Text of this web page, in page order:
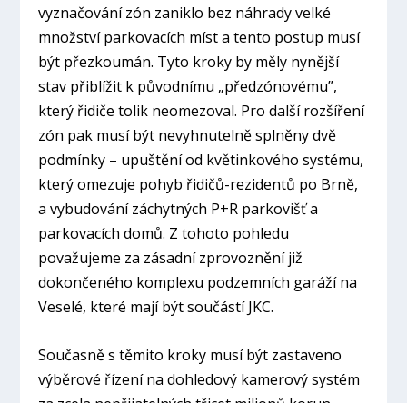
vyznačování zón zaniklo bez náhrady velké
množství parkovacích míst a tento postup musí
být přezkoumán. Tyto kroky by měly nynější
stav přiblížit k původnímu „předzónovému”,
který řidiče tolik neomezoval. Pro další rozšíření
zón pak musí být nevyhnutelně splněny dvě
podmínky – upuštění od květinkového systému,
který omezuje pohyb řidičů-rezidentů po Brně,
a vybudování záchytných P+R parkovišť a
parkovacích domů. Z tohoto pohledu
považujeme za zásadní zprovoznění již
dokončeného komplexu podzemních garáží na
Veselé, které mají být součástí JKC.
Současně s těmito kroky musí být zastaveno
výběrové řízení na dohledový kamerový systém